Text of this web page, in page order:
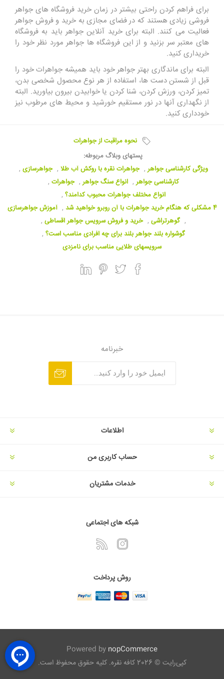
برای فراهم کردن راحتی بیشتر در زمان خرید فروشگاه های جواهر
فروشی زیادی هستند که در فضای مجازی به خرید و فروش جواهر
فعالیت می کنند. البته برای خرید آنلاین جواهر باید به فروشگاه
های معتبر سر بزنید و از این فروشگاه ها جواهر مورد نظر خود را
خریداری کنید.
البته برای ماندگاری بهتر جواهر خود باید همیشه جواهرات خود را
قبل از شستن دست ها، استفاده از هر نوع محصول شخصی بدن،
تمیز کردن، ورزش کردن، شنا کردن یا خوابیدن بیرون بیاورید. البته
از نگهداری آنها در نور مستقیم خورشید و محیط های مرطوب نیز
خودداری کنید.
نحوه مراقبت از جواهرات
پستهای وبلاگ مربوطه:
ویژگی کارشناسی جواهر , جواهرات نقره با روکش آب طلا , جواهرسازی ,
کارشناسی جواهر , انواع سنگ جواهر , جواهرات ,
انواع مختلف جواهرات محبوب کدامند؟ ,
4 مشکلی که هنگام خرید جواهرات با آن روبرو خواهید شد
, آموزش جواهرسازی
, گوهرتراشی , خرید و فروش سرویس جواهر اقساطی ,
گوشواره بلند جواهر بلند برای چه افرادی مناسب است؟ ,
سرویسهای طلایی مناسب برای نامزدی
خبرنامه
اطلاعات
حساب کاربری من
خدمات مشتریان
شبکه های اجتماعی
روش پرداخت
Powered by nopCommerce
کپی‌رایت © 2026 کافه نقره. کلیه حقوق محفوظ است.